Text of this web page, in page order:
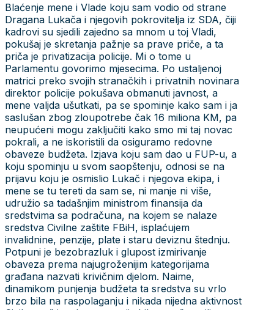
Blaćenje mene i Vlade koju sam vodio od strane
Dragana Lukača i njegovih pokrovitelja iz SDA, čiji
kadrovi su sjedili zajedno sa mnom u toj Vladi,
pokušaj je skretanja pažnje sa prave priče, a ta
priča je privatizacija policije. Mi o tome u
Parlamentu govorimo mjesecima. Po ustaljenoj
matrici preko svojih stranačkih i privatnih novinara
direktor policije pokušava obmanuti javnost, a
mene valjda ušutkati, pa se spominje kako sam i ja
saslušan zbog zloupotrebe čak 16 miliona KM, pa
neupućeni mogu zaključiti kako smo mi taj novac
pokrali, a ne iskoristili da osiguramo redovne
obaveze budžeta. Izjava koju sam dao u FUP-u, a
koju spominju u svom saopštenju, odnosi se na
prijavu koju je osmislio Lukač i njegova ekipa, i
mene se tu tereti da sam se, ni manje ni više,
udružio sa tadašnjim ministrom finansija da
sredstvima sa podračuna, na kojem se nalaze
sredstva Civilne zaštite FBiH, isplaćujem
invalidnine, penzije, plate i staru deviznu štednju.
Potpuni je bezobrazluk i glupost izmirivanje
obaveza prema najugroženijim kategorijama
građana nazvati krivičnim djelom. Naime,
dinamikom punjenja budžeta ta sredstva su vrlo
brzo bila na raspolaganju i nikada nijedna aktivnost